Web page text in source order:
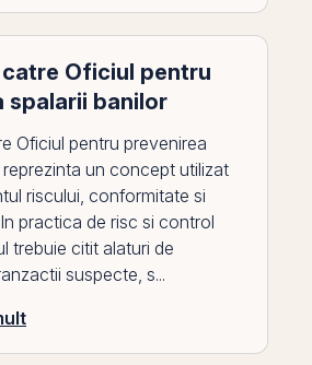
Oficiul pentru
spalarii banilor
Oficiul pentru prevenirea
un concept utilizat
riscului, conformitate si
practica de risc si control
trebuie citit alaturi de
suspecte, s...